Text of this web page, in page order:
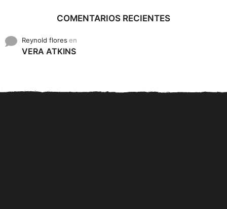
COMENTARIOS RECIENTES
Reynold flores en
VERA ATKINS